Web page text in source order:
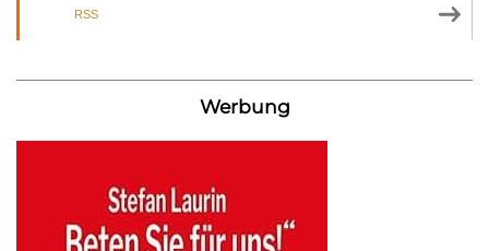
RSS
Werbung